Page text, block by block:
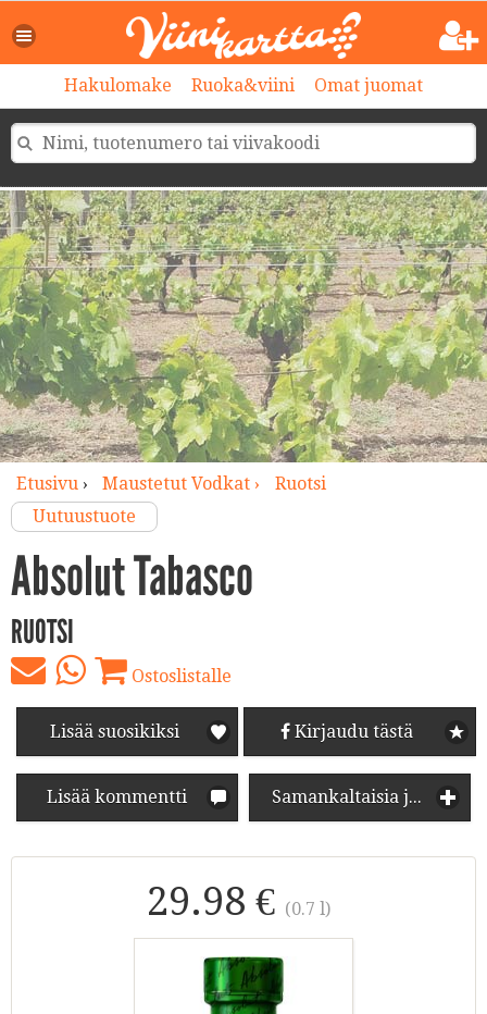
Hakulomake Ruoka&viini Omat juomat
Etusivu› Maustetut Vodkat ›
Ruotsi
Uutuustuote
Absolut Tabasco
RUOTSI
Ostoslistalle
Lisää suosikiksi Kirjaudu tästä
Lisää kommentti Samankaltaisia juomia
29.98 € (0.7 l)